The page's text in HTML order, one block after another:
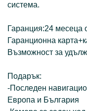
система.
Гаранция:24 месеца
Гаранционна
Възможност за
Подарък:
-Последен
Европа и България